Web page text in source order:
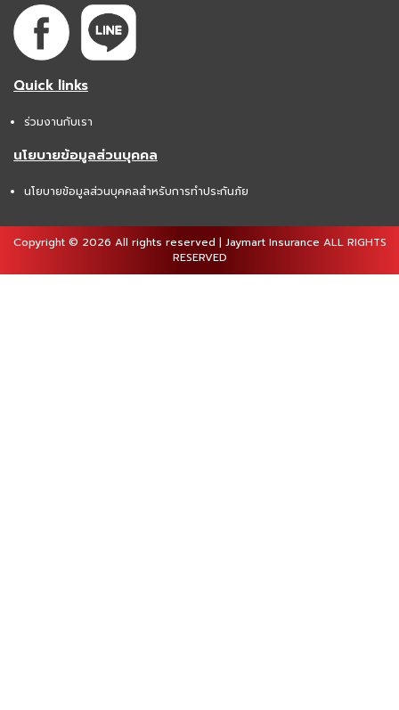
Quick links
ร่วมงานกับเรา
นโยบายข้อมูลส่วนบุคคล
นโยบายข้อมูลส่วนบุคคลสำหรับการทำประกันภัย
Copyright © 2026 All rights reserved | Jaymart Insurance ALL RIGHTS
RESERVED